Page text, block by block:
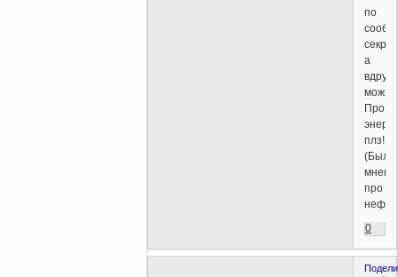
по
а
вдруг
Про
плз!
(Было
про
0